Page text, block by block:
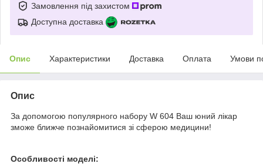
Замовлення під захистом
Доступна доставка
Опис Характеристики Доставка Оплата Умови
Опис
За допомогою популярного набору W 604 Ваш юний лікар
зможе ближче познайомитися зі сферою медицини!
Особливості моделі: